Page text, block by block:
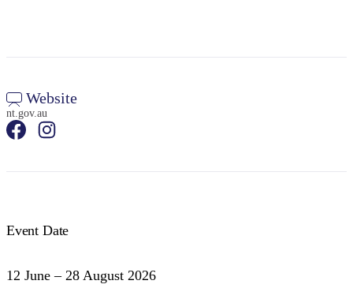
尋:
Website
nt.gov.au
Event Date
12 June – 28 August 2026